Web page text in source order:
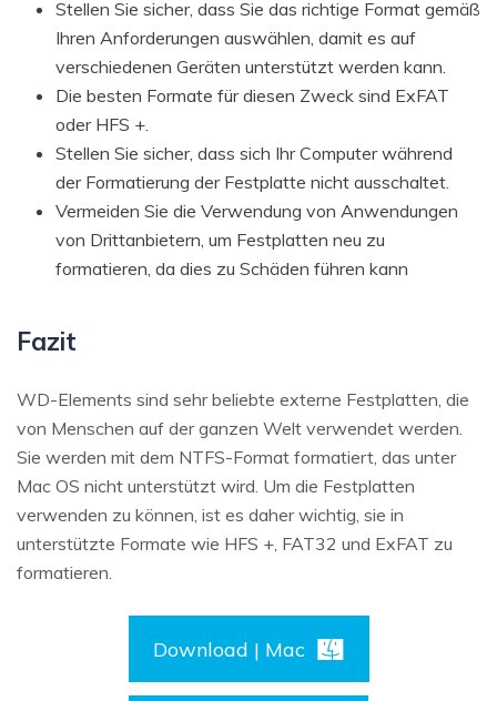
Stellen Sie sicher, dass Sie das richtige Format gemäß
Ihren Anforderungen auswählen, damit es auf
verschiedenen Geräten unterstützt werden kann.
Die besten Formate für diesen Zweck sind ExFAT
oder HFS +.
Stellen Sie sicher, dass sich Ihr Computer während
der Formatierung der Festplatte nicht ausschaltet.
Vermeiden Sie die Verwendung von Anwendungen
von Drittanbietern, um Festplatten neu zu
formatieren, da dies zu Schäden führen kann
Fazit
WD-Elements sind sehr beliebte externe Festplatten, die
von Menschen auf der ganzen Welt verwendet werden.
Sie werden mit dem NTFS-Format formatiert, das unter
Mac OS nicht unterstützt wird. Um die Festplatten
verwenden zu können, ist es daher wichtig, sie in
unterstützte Formate wie HFS +, FAT32 und ExFAT zu
formatieren.
Download | Mac